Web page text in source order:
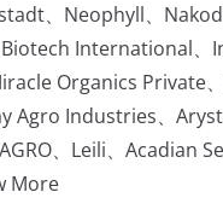
、Neophyll、
International、
Organics Private
Agro Industries、
、Leili、Acadian
More